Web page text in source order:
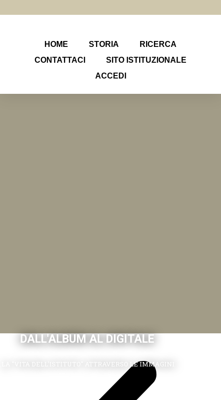
HOME STORIA
RICERCA
CONTATTACI
SITO ISTITUZIONALE
ACCEDI
DALL'ALBUM AL DIGITALE
.LA "VITA DELL'ISTITUTO" ATTRAVERSO LE IMMAGINI